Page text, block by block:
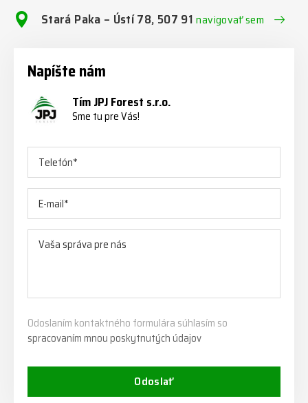
Stará Paka – Ústí 78, 507 91navigovať sem
Napíšte nám
Tím JPJ Forest s.r.o.
Sme tu pre Vás!
Odoslaním kontaktného formulára súhlasím so
spracovaním mnou poskytnutých údajov
Odoslať